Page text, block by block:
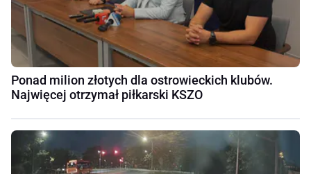
Ponad milion złotych dla ostrowieckich klubów.
Najwięcej otrzymał piłkarski KSZO